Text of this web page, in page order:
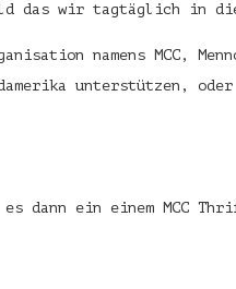
das wir tagtäglich in
namens MCC,
unterstützen, oder
dann ein einem MCC